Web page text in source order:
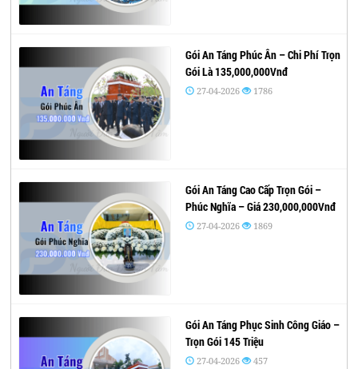
Gói An Táng Phúc Ân – Chi Phí Trọn
Gói Là 135,000,000Vnđ
27-04-2026 1786
Gói An Táng Cao Cấp Trọn Gói –
Phúc Nghĩa – Giá 230,000,000Vnđ
27-04-2026 1869
Gói An Táng Phục Sinh Công Giáo –
Trọn Gói 145 Triệu
27-04-2026 457